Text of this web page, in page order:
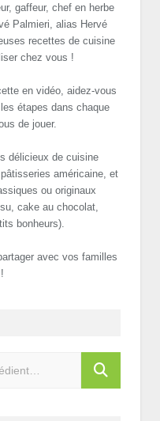
gaffeur, chef en herbe
Palmieri, alias Hervé
recettes de cuisine
chez vous !
en vidéo, aidez-vous
étapes dans chaque
de jouer.
délicieux de cuisine
américaine, et
ou originaux
cake au chocolat,
bonheurs).
avec vos familles